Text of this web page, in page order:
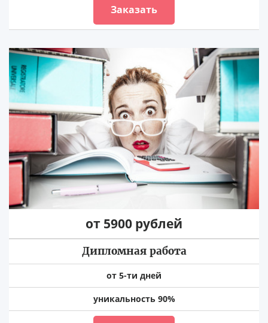
Заказать
от 5900 рублей
Дипломная работа
от 5-ти дней
уникальность 90%